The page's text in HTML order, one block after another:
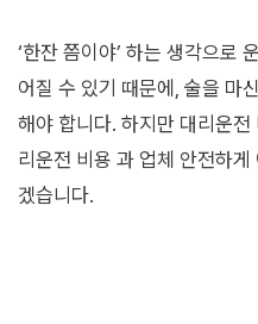
‘한잔 쯤이야’ 하는 생각으로
어질 수 있기 때문에, 술을 마
해야 합니다. 하지만 대리운
리운전 비용 과 업체 안전하
겠습니다.